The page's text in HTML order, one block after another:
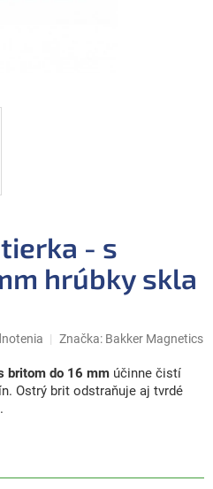
- s
hrúbky skla
Značka: Bakker Magnetics
britom do 16 mm účinne čistí
Ostrý brit odstraňuje aj tvrdé